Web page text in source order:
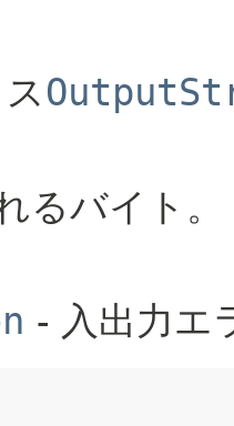
るバイト。
- 入出力エ